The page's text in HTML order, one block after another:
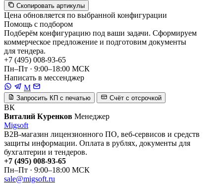
Скопировать артикулы
Цена обновляется по выбранной конфигурации
Помощь с подбором
Подберём конфигурацию под ваши задачи. Сформируем
коммерческое предложение и подготовим документы
для тендера.
+7 (495) 008-93-65
Пн–Пт · 9:00–18:00 МСК
Написать в мессенджер
M
Запросить КП с печатью Счёт с отсрочкой
ВК
Виталий Куренков Менеджер
Migsoft
B2B-магазин лицензионного ПО, веб-сервисов и средств
защиты информации. Оплата в рублях, документы для
бухгалтерии и тендеров.
+7 (495) 008-93-65
Пн–Пт · 9:00–18:00 МСК
sale@migsoft.ru